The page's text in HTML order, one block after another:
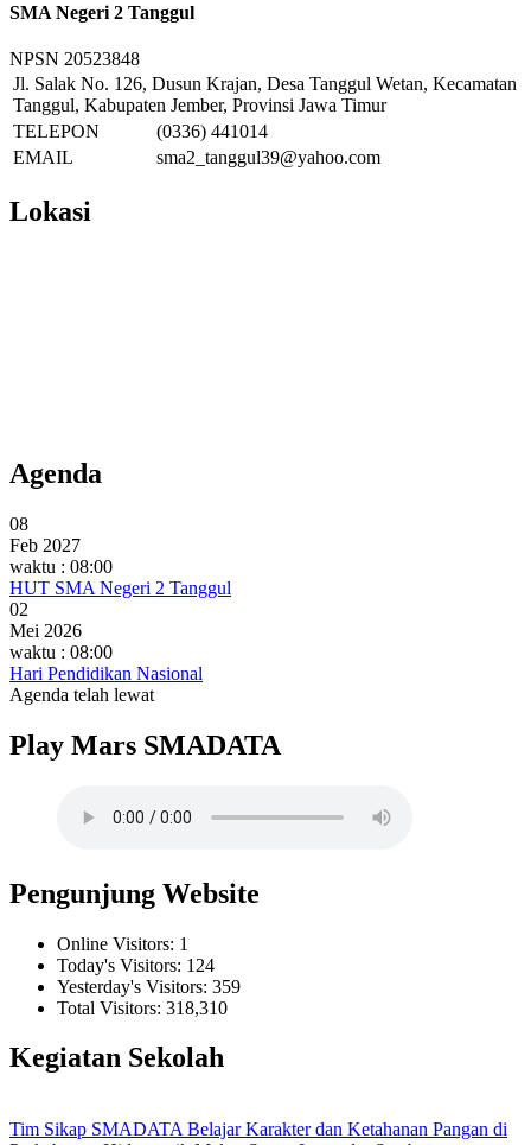
SMA Negeri 2 Tanggul
NPSN 20523848
Jl. Salak No. 126, Dusun Krajan, Desa Tanggul Wetan, Kecamatan
Tanggul, Kabupaten Jember, Provinsi Jawa Timur
TELEPON
(0336) 441014
EMAIL
sma2_tanggul39@yahoo.com
Lokasi
Agenda
08
Feb 2027
waktu : 08:00
HUT SMA Negeri 2 Tanggul
02
Mei 2026
waktu : 08:00
Hari Pendidikan Nasional
Agenda telah lewat
Play Mars SMADATA
Pengunjung Website
Online Visitors: 1
Today's Visitors: 124
Yesterday's Visitors: 359
Total Visitors: 318,310
Kegiatan Sekolah
Tim Sikap SMADATA Belajar Karakter dan Ketahanan Pangan di